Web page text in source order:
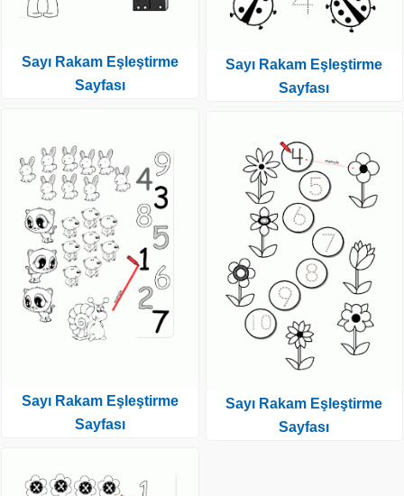
Sayı Rakam Eşleştirme
Sayfası
Sayı Rakam Eşleştirme
Sayfası
Sayı Rakam Eşleştirme
Sayfası
Sayı Rakam Eşleştirme
Sayfası